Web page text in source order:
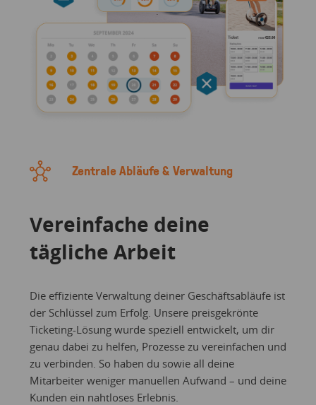
Zentrale Abläufe & Verwaltung
Vereinfache deine
tägliche Arbeit
Die effiziente Verwaltung deiner Geschäftsabläufe ist
der Schlüssel zum Erfolg. Unsere preisgekrönte
Ticketing-Lösung wurde speziell entwickelt, um dir
genau dabei zu helfen, Prozesse zu vereinfachen und
zu verbinden. So haben du sowie all deine
Mitarbeiter weniger manuellen Aufwand – und deine
Kunden ein nahtloses Erlebnis.